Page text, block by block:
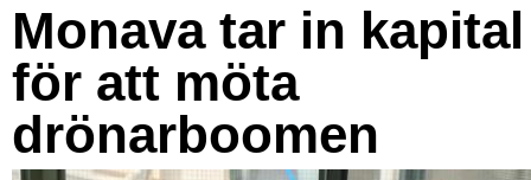
Monava tar in kapital
för att möta
drönarboomen